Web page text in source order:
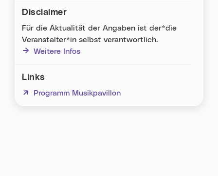
Disclaimer
Für die Aktualität der Angaben ist der*die
Veranstalter*in selbst verantwortlich.
Weitere Infos
Links
Programm Musikpavillon
(neues Fenster)